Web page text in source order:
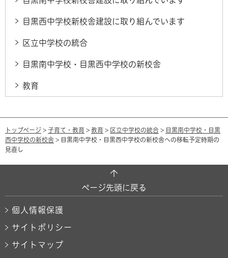
目黒西中学校新校舎建設に取り組んでいます
区立中学校の統合
目黒南中学校・目黒西中学校の新校舎
教育
トップページ > 子育て・教育 > 教育 > 区立中学校の統合 > 目黒南中学校・目黒
西中学校の新校舎 > 目黒南中学校・目黒西中学校の新校舎への移転予定時期の
見直し
ページ先頭に戻る
個人情報保護
サイトポリシー
サイトマップ